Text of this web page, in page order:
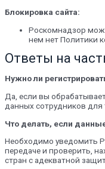
Блокировка сайта:
Роскомнадзор
нем нет Политики
Ответы на
Нужно ли
Да, если вы
данных сотрудников
Что делать, если
Необходимо уведомить
передаче и проверить,
стран с адекватной